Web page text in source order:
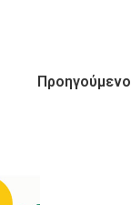
Προηγούμενο